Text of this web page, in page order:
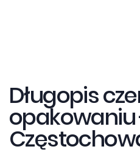
galerii
Długopis
opakowaniu